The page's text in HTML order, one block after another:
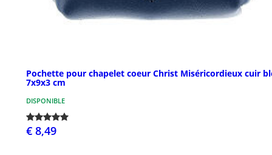
Pochette pour chapelet coeur Christ Miséricordieux cuir
7x9x3 cm
DISPONIBLE
€ 8,49